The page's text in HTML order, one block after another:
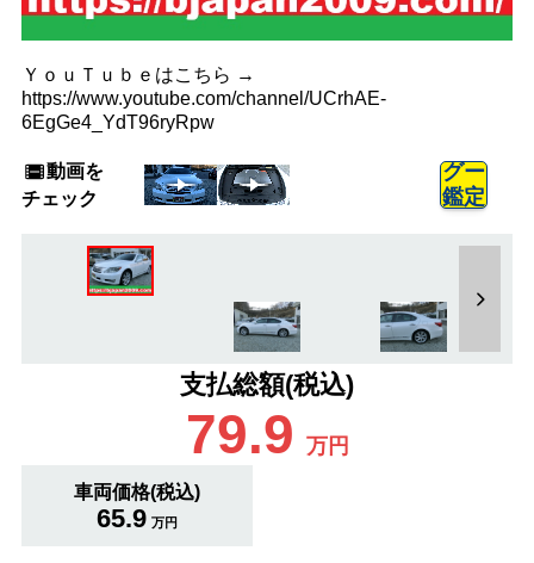
ＹｏｕＴｕｂｅはこちら →
https://www.youtube.com/channel/UCrhAE-
6EgGe4_YdT96ryRpw
動画を
チェック
グー
鑑定
支払総額(税込)
79.9 万円
車両価格(税込)
65.9 万円